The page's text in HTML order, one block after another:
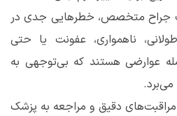
جراح متخصص، خطرهایی جدی در
ناهمواری، عفونت یا حتی
عوارضی هستند که بی‌توجهی به
می‌برد.
مراقبت‌های دقیق و مراجعه به پزشک